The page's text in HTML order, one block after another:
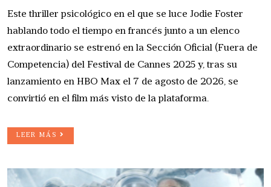
Este thriller psicológico en el que se luce Jodie Foster
hablando todo el tiempo en francés junto a un elenco
extraordinario se estrenó en la Sección Oficial (Fuera de
Competencia) del Festival de Cannes 2025 y, tras su
lanzamiento en HBO Max el 7 de agosto de 2026, se
convirtió en el film más visto de la plataforma.
LEER MÁS